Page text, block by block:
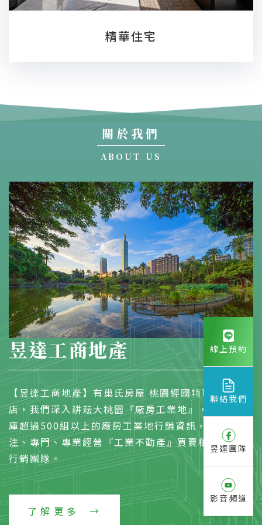
精華住宅
關於我們
ABOUT US
昱達工商地產
【昱達工商地產】有巢氏房屋 桃園經國特區加盟
店，我們深入耕耘大桃園『廠房工業地』，物件資料
庫超過500組以上的廠房工業地行銷資訊，是一個專
注、專門、專業經營『工業不動產』買賣租賃的開發
行銷團隊。
了解更多
線上預約
聯絡我們
昱達團隊
影音頻道